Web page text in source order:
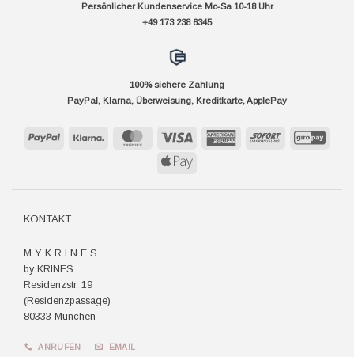
Persönlicher Kundenservice Mo-Sa 10-18 Uhr
+49 173 238 6345
100% sichere Zahlung
PayPal, Klarna, Überweisung, Kreditkarte, ApplePay
PayPal Klarna MasterCard Visa
AmericanSofort
Apple
KONTAKT
M Y K R I N E S
by KRINES
Residenzstr. 19
(Residenzpassage)
80333 München
ANRUFEN EMAIL